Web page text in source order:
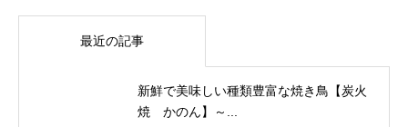
最近の記事
新鮮で美味しい種類豊富な焼き鳥【炭火
焼 かのん】～...